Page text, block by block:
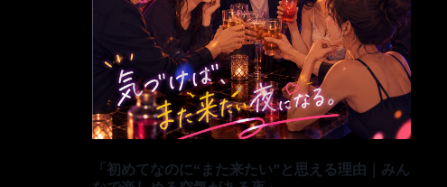
「初めてなのに“また来たい”と思える理由｜みん